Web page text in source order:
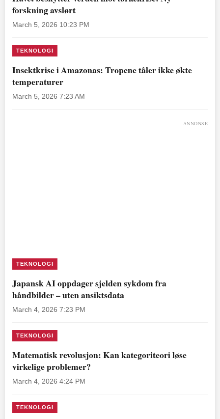
forskning avslørt
March 5, 2026 10:23 PM
TEKNOLOGI
Insektkrise i Amazonas: Tropene tåler ikke økte
temperaturer
March 5, 2026 7:23 AM
ANNONSE
TEKNOLOGI
Japansk AI oppdager sjelden sykdom fra
håndbilder – uten ansiktsdata
March 4, 2026 7:23 PM
TEKNOLOGI
Matematisk revolusjon: Kan kategoriteori løse
virkelige problemer?
March 4, 2026 4:24 PM
TEKNOLOGI